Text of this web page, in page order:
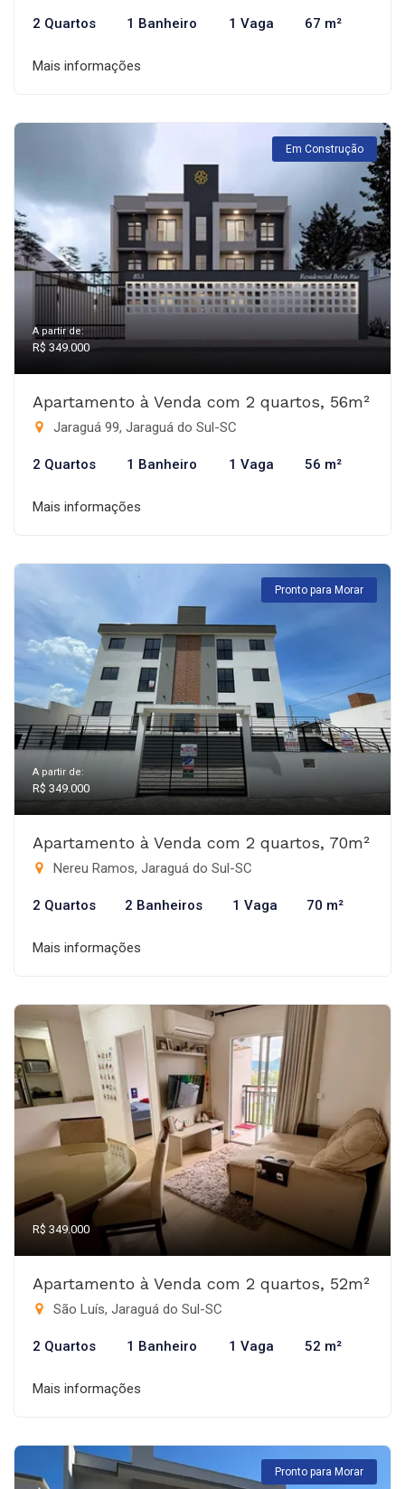
2 Quartos 1 Banheiro 1 Vaga 67 m²
Mais informações
Em Construção
A partir de:
R$ 349.000
Apartamento à Venda com 2 quartos, 56m²
Jaraguá 99, Jaraguá do Sul-SC
2 Quartos 1 Banheiro 1 Vaga 56 m²
Mais informações
Pronto para Morar
A partir de:
R$ 349.000
Apartamento à Venda com 2 quartos, 70m²
Nereu Ramos, Jaraguá do Sul-SC
2 Quartos 2 Banheiros 1 Vaga 70 m²
Mais informações
R$ 349.000
Apartamento à Venda com 2 quartos, 52m²
São Luís, Jaraguá do Sul-SC
2 Quartos 1 Banheiro 1 Vaga 52 m²
Mais informações
Pronto para Morar